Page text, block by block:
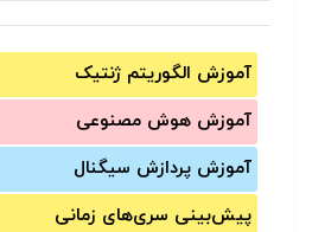
آموزش الگوریتم ژنتیک
آموزش‌ هوش مصنوعی
آموزش‌ پردازش سیگنال
پیش‌‌بینی سری‌‌های زمانی